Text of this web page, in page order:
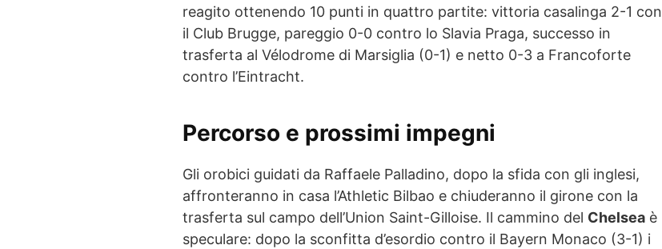
reagito ottenendo 10 punti in quattro partite: vittoria casalinga 2-1 con
il Club Brugge, pareggio 0-0 contro lo Slavia Praga, successo in
trasferta al Vélodrome di Marsiglia (0-1) e netto 0-3 a Francoforte
contro l’Eintracht.
Percorso e prossimi impegni
Gli orobici guidati da Raffaele Palladino, dopo la sfida con gli inglesi,
affronteranno in casa l’Athletic Bilbao e chiuderanno il girone con la
trasferta sul campo dell’Union Saint-Gilloise. Il cammino del Chelsea è
speculare: dopo la sconfitta d’esordio contro il Bayern Monaco (3-1) i